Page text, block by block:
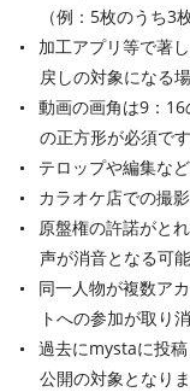
（例：5枚のうち3
加工アプリ等で著
戻しの対象になる
動画の画角は9：
の正方形が必須です
テロップや編集な
カラオケ店での撮
原盤権の許諾がと
声が消音となる可
同一人物が複数ア
トへの参加が取り
過去にmystaに投
公開の対象となりま